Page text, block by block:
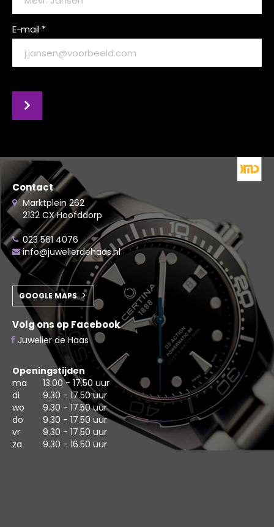
E-mail *
Contact
Marktplein 262
2132 CX Hoofddorp
023 561 4076
info@juwelierdehaas.nl
GOOGLE MAPS
Volg ons op Facebook
Juwelier de Haas
Openingstijden
ma
13.00 - 17.50 uur
di
9.30 - 17.50 uur
wo
9.30 - 17.50 uur
do
9.30 - 17.50 uur
vr
9.30 - 17.50 uur
za
9.30 - 16.50 uur